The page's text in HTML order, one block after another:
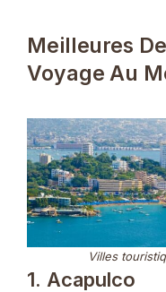
Meilleures
Voyage Au
Villes
1. Acapulco